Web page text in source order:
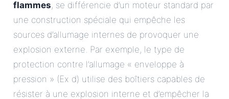
flammes, se différencie d’un moteur standard par
une construction spéciale qui empêche les
sources d’allumage internes de provoquer une
explosion externe. Par exemple, le type de
protection contre l’allumage « enveloppe à
pression » (Ex d) utilise des boîtiers capables de
résister à une explosion interne et d’empêcher la